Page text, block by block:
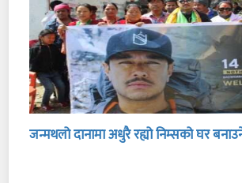
जन्मथलो दानामा अधुरै रह्यो निम्सको घर